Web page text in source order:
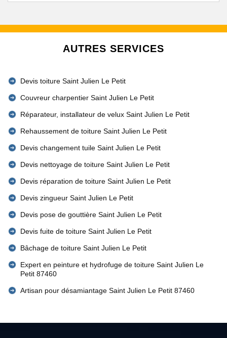
AUTRES SERVICES
Devis toiture Saint Julien Le Petit
Couvreur charpentier Saint Julien Le Petit
Réparateur, installateur de velux Saint Julien Le Petit
Rehaussement de toiture Saint Julien Le Petit
Devis changement tuile Saint Julien Le Petit
Devis nettoyage de toiture Saint Julien Le Petit
Devis réparation de toiture Saint Julien Le Petit
Devis zingueur Saint Julien Le Petit
Devis pose de gouttière Saint Julien Le Petit
Devis fuite de toiture Saint Julien Le Petit
Bâchage de toiture Saint Julien Le Petit
Expert en peinture et hydrofuge de toiture Saint Julien Le
Petit 87460
Artisan pour désamiantage Saint Julien Le Petit 87460